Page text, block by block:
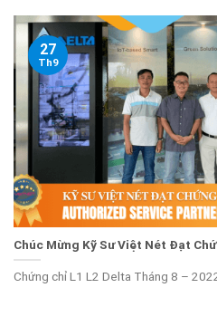
Chúc Mừng Kỹ Sư Việt Nét Đạt
Chứng chỉ L1 L2 Delta Tháng 8 –
27
Th9